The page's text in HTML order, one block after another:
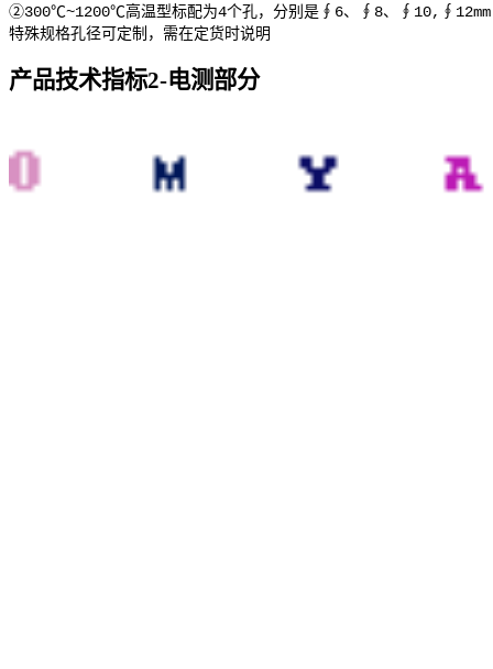
②300℃~1200℃高温型标配为4个孔，分别是∮6、∮8、∮10,∮12mm
特殊规格孔径可定制，需在定货时说明
产品技术指标2-电测部分